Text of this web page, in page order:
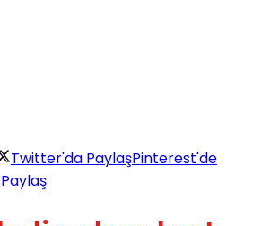
Twitter'da PaylaşPinterest'de